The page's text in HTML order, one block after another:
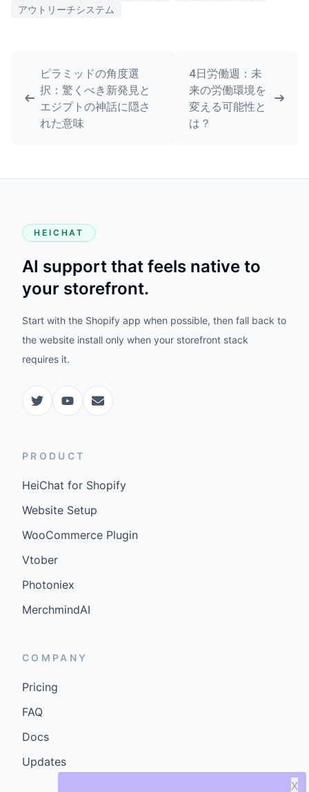
X
アウトリーチシステム
ピラミッドの角度選
択：驚くべき新発見と
エジプトの神話に隠さ
れた意味
4日労働週：未
来の労働環境を
変える可能性と
は？
HEICHAT
AI support that feels native to
your storefront.
Start with the Shopify app when possible, then fall back to
the website install only when your storefront stack
requires it.
PRODUCT
HeiChat for Shopify
Website Setup
WooCommerce Plugin
Vtober
Photoniex
MerchmindAI
COMPANY
Pricing
FAQ
Docs
Updates